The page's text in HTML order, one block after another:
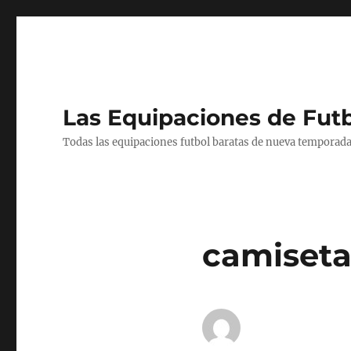
Las Equipaciones de
Todas las equipaciones futbol baratas de nueva